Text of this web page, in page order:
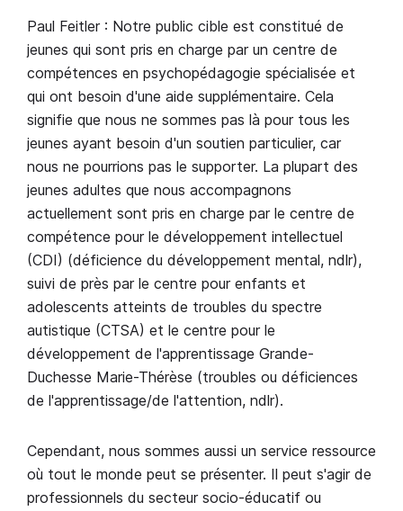
Paul Feitler : Notre public cible est constitué de
jeunes qui sont pris en charge par un centre de
compétences en psychopédagogie spécialisée et
qui ont besoin d'une aide supplémentaire. Cela
signifie que nous ne sommes pas là pour tous les
jeunes ayant besoin d'un soutien particulier, car
nous ne pourrions pas le supporter. La plupart des
jeunes adultes que nous accompagnons
actuellement sont pris en charge par le centre de
compétence pour le développement intellectuel
(CDI) (déficience du développement mental, ndlr),
suivi de près par le centre pour enfants et
adolescents atteints de troubles du spectre
autistique (CTSA) et le centre pour le
développement de l'apprentissage Grande-
Duchesse Marie-Thérèse (troubles ou déficiences
de l'apprentissage/de l'attention, ndlr).
Cependant, nous sommes aussi un service ressource
où tout le monde peut se présenter. Il peut s'agir de
professionnels du secteur socio-éducatif ou